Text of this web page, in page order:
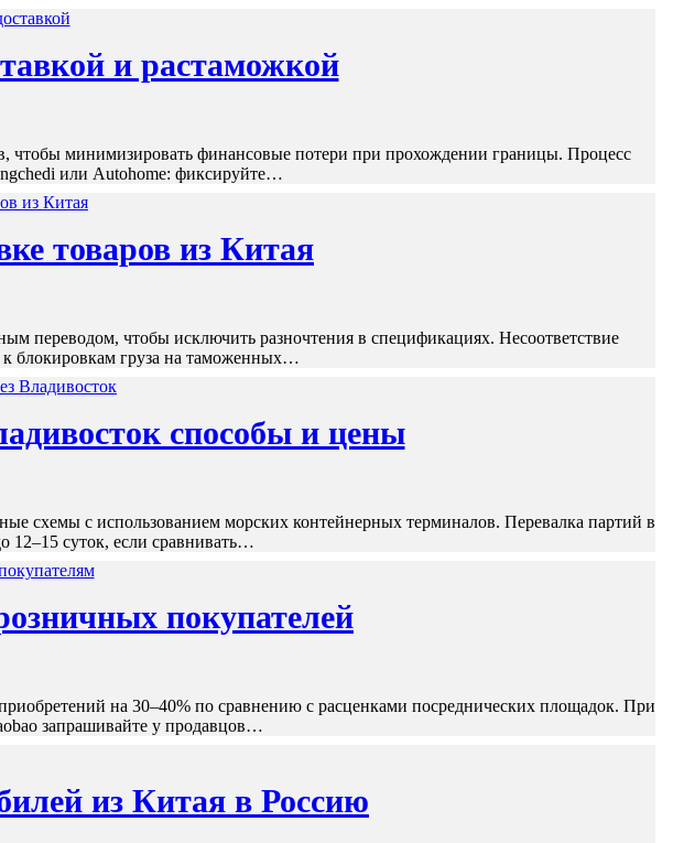
и растаможкой
чтобы минимизировать финансовые потери при прохождении границы. Процесс
или Autohome: фиксируйте…
товаров из Китая
переводом, чтобы исключить разночтения в спецификациях. Несоответствие
блокировкам груза на таможенных…
способы и цены
схемы с использованием морских контейнерных терминалов. Перевалка партий в
12–15 суток, если сравнивать…
покупателей
на 30–40% по сравнению с расценками посреднических площадок. При
запрашивайте у продавцов…
из Китая в Россию